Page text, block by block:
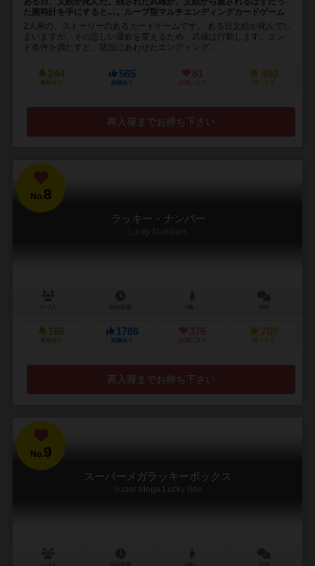
た腕時計を手にすると…。ループ型マルチエンディングカードゲーム
2人用の、ストーリーのあるカードゲームです。 ある日文絵が死んでし
まいますが、その悲しい運命を変えるため、武雄は行動します。エン
ド条件を満たすと、状況にあわせたエンディング...
244
興味あり
565
経験あり
81
お気に入り
490
持ってる
再入荷までお待ち下さい
No.8
ラッキー・ナンバー
Lucky Numbers
186
興味あり
1786
経験あり
375
お気に入り
700
持ってる
再入荷までお待ち下さい
No.9
スーパーメガラッキーボックス
Super Mega Lucky Box